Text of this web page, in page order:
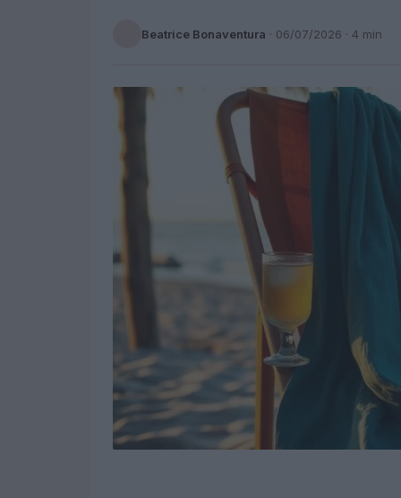
Beatrice Bonaventura · 06/07/2026 · 4 min